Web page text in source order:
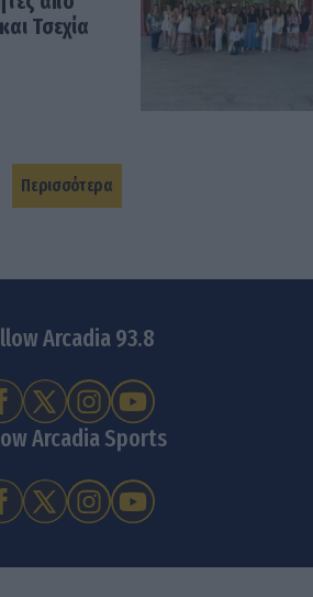
Τσεχία
Περισσότερα
Arcadia 93.8
Arcadia Sports